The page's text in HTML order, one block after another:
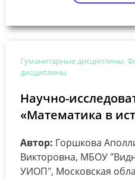
Гуманитарные дисциплины,
дисциплины
Научно-
«Математика в
Автор: Горшкова
Викторовна, МБОУ
УИОП", Московская